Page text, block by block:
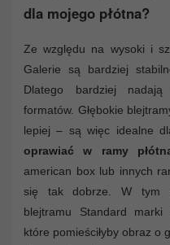
dla mojego płótna?
Ze względu na wysoki i
Galerie są bardziej
Dlatego bardziej
formatów. Głębokie
lepiej – są więc idealne
oprawiać w ramy
american box lub innych
się tak dobrze. W tym
blejtramu Standard marki
które pomieściłyby obraz o